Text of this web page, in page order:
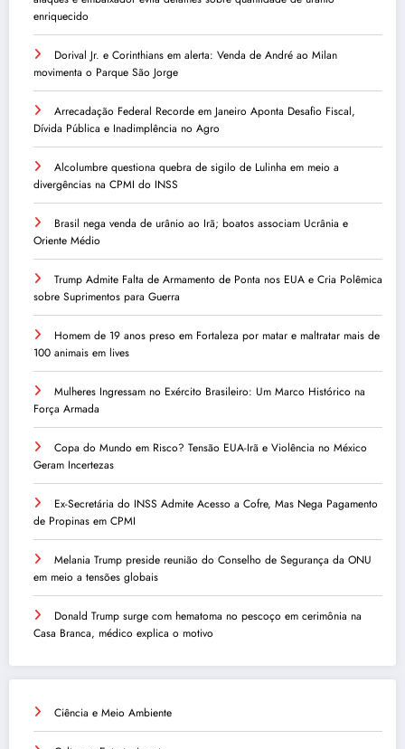
enriquecido
Dorival Jr. e Corinthians em alerta: Venda de André ao Milan
movimenta o Parque São Jorge
Arrecadação Federal Recorde em Janeiro Aponta Desafio Fiscal,
Dívida Pública e Inadimplência no Agro
Alcolumbre questiona quebra de sigilo de Lulinha em meio a
divergências na CPMI do INSS
Brasil nega venda de urânio ao Irã; boatos associam Ucrânia e
Oriente Médio
Trump Admite Falta de Armamento de Ponta nos EUA e Cria Polêmica
sobre Suprimentos para Guerra
Homem de 19 anos preso em Fortaleza por matar e maltratar mais de
100 animais em lives
Mulheres Ingressam no Exército Brasileiro: Um Marco Histórico na
Força Armada
Copa do Mundo em Risco? Tensão EUA-Irã e Violência no México
Geram Incertezas
Ex-Secretária do INSS Admite Acesso a Cofre, Mas Nega Pagamento
de Propinas em CPMI
Melania Trump preside reunião do Conselho de Segurança da ONU
em meio a tensões globais
Donald Trump surge com hematoma no pescoço em cerimônia na
Casa Branca, médico explica o motivo
Ciência e Meio Ambiente